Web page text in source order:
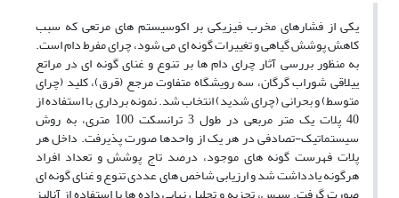
یکی از فشارهای مخرب فیزیکی بر اکوسیستم های مرتعی که سبب
کاهش پوشش گیاهی و تغییرات گونه ای می شود، چرای مفرط دام است.
به منظور بررسی آثار چرای دام ها بر تنوع و غنای گونه ای در مراتع
ییلاقی شوراب گرگان، سه رویشگاه متفاوت مرجع (قرق)، کلید (چرای
متوسط) و بحرانی (چرای شدید) انتخاب شد. نمونه برداری با استفاده از
40 پلات یک متر مربعی در طول 3 ترانسکت 100 متری، به روش
سیستماتیک-تصادفی در هر یک از واحدها صورت پذیرفت. داخل هر
پلات فهرست گونه های موجود، درصد تاج پوشش و تعداد افراد
هرگونه یادداشت شد و ارزیابی شاخص های عددی تنوع و غنای گونه ای